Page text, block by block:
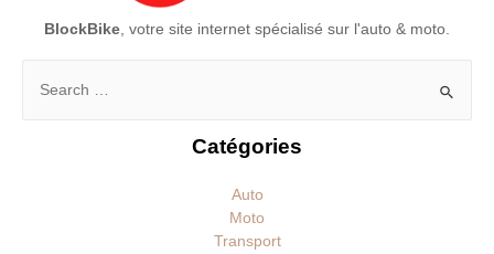
BlockBike , votre site internet spécialisé sur l'auto & moto.
Rechercher :
Catégories
Auto
Moto
Transport